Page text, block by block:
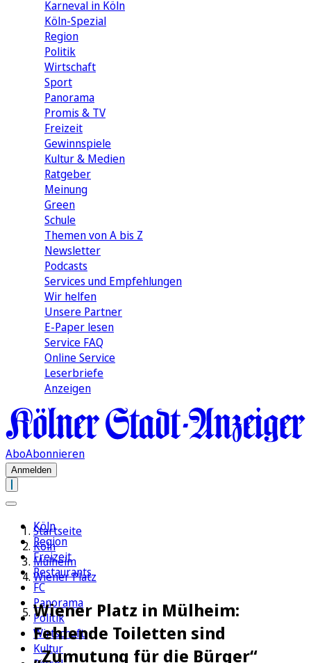
Karneval in Köln
Köln-Spezial
Region
Politik
Wirtschaft
Sport
Panorama
Promis & TV
Freizeit
Gewinnspiele
Kultur & Medien
Ratgeber
Meinung
Green
Schule
Themen von A bis Z
Newsletter
Podcasts
Services und Empfehlungen
Wir helfen
Unsere Partner
E-Paper lesen
Service FAQ
Online Service
Leserbriefe
Anzeigen
AboAbonnieren
Anmelden
Köln
Region
Freizeit
Restaurants
FC
Panorama
Politik
Wirtschaft
Kultur
Startseite
Köln
Mülheim
Wiener Platz
Wiener Platz in Mülheim:
Fehlende Toiletten sind
„Zumutung für die Bürger“